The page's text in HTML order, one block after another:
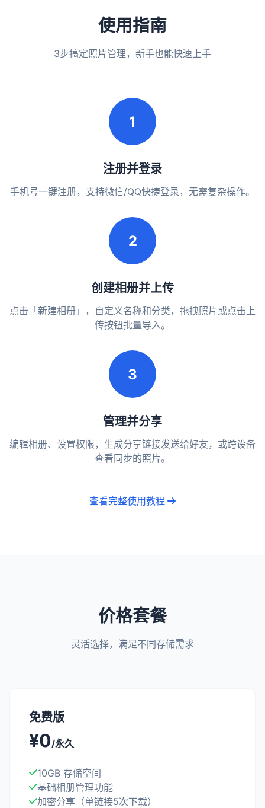
使用指南
3步搞定照片管理，新手也能快速上手
1
注册并登录
手机号一键注册，支持微信/QQ快捷登录，无需复杂操作。
2
创建相册并上传
点击「新建相册」，自定义名称和分类，拖拽照片或点击上
传按钮批量导入。
3
管理并分享
编辑相册、设置权限，生成分享链接发送给好友，或跨设备
查看同步的照片。
查看完整使用教程
价格套餐
灵活选择，满足不同存储需求
免费版
¥0/永久
10GB 存储空间
基础相册管理功能
加密分享（单链接5次下载）